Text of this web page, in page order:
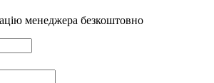
менеджера безкоштовно